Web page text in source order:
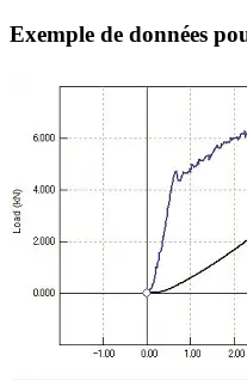
Exemple de données